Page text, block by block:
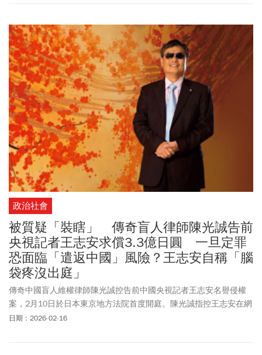
政治社會
被質疑「裝瞎」 傳奇盲人律師陳光誠告前
央視記者王志安求償3.3億日圓 一旦定罪
恐面臨「遣返中國」風險？王志安自稱「腦
袋疼沒出庭」
傳奇中國盲人維權律師陳光誠控告前中國央視記者王志安名譽侵權
案，2月10日於日本東京地方法院首度開庭。陳光誠指控王志安在網
路上造謠其「假瞎」，嚴重損害人格尊嚴，提出高達3.3億日圓（約
日期：2026-02-16